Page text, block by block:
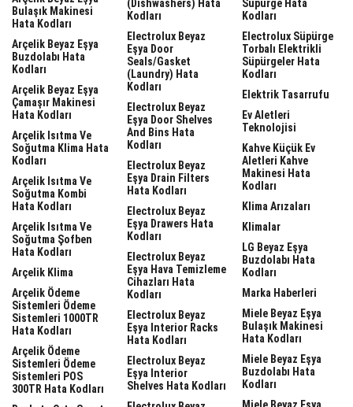
Bulaşık Makinesi
Hata Kodları
Arçelik Beyaz Eşya
Buzdolabı Hata
Kodları
Arçelik Beyaz Eşya
Çamaşır Makinesi
Hata Kodları
Arçelik Isıtma Ve
Soğutma Klima Hata
Kodları
Arçelik Isıtma Ve
Soğutma Kombi
Hata Kodları
Arçelik Isıtma Ve
Soğutma Şofben
Hata Kodları
Arçelik Klima
Arçelik Ödeme
Sistemleri Ödeme
Sistemleri 1000TR
Hata Kodları
Arçelik Ödeme
Sistemleri Ödeme
Sistemleri POS
300TR Hata Kodları
(dishwashers) Hata
Kodları
Electrolux Beyaz
Eşya Door
Seals/gasket
(laundry) Hata
Kodları
Electrolux Beyaz
Eşya Door Shelves
And Bins Hata
Kodları
Electrolux Beyaz
Eşya Drain Filters
Hata Kodları
Electrolux Beyaz
Eşya Drawers Hata
Kodları
Electrolux Beyaz
Eşya Hava Temizleme
Cihazları Hata
Kodları
Electrolux Beyaz
Eşya Interior Racks
Hata Kodları
Electrolux Beyaz
Eşya Interior
Shelves Hata Kodları
Süpürge Hata
Kodları
Electrolux Süpürge
Torbalı Elektrikli
Süpürgeler Hata
Kodları
Elektrik Tasarrufu
Ev Aletleri
Teknolojisi
Kahve Küçük Ev
Aletleri Kahve
Makinesi Hata
Kodları
Klima Arızaları
Klimalar
LG Beyaz Eşya
Buzdolabı Hata
Kodları
Marka Haberleri
Miele Beyaz Eşya
Bulaşık Makinesi
Hata Kodları
Miele Beyaz Eşya
Buzdolabı Hata
Kodları
Miele Beyaz Eşya